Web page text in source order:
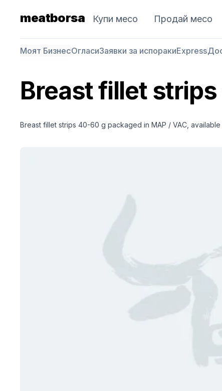
meatborsa Купи месо Продай месо
Моят БизнесОгласиЗаявки за испоракиExpress
Breast fillet
Breast fillet strips 40-60 g packaged in MAP / VAC,